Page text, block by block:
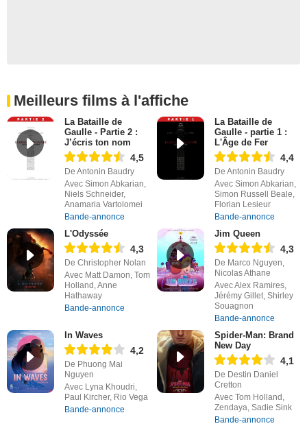
Meilleurs films à l'affiche
La Bataille de
Gaulle - Partie 2 :
J’écris ton nom
4,5
De Antonin Baudry
Avec Simon Abkarian,
Niels Schneider,
Anamaria Vartolomei
Bande-annonce
La Bataille de
Gaulle - partie 1 :
L'Âge de Fer
4,4
De Antonin Baudry
Avec Simon Abkarian,
Simon Russell Beale,
Florian Lesieur
Bande-annonce
L'Odyssée
4,3
De Christopher Nolan
Avec Matt Damon, Tom
Holland, Anne
Hathaway
Bande-annonce
Jim Queen
4,3
De Marco Nguyen,
Nicolas Athane
Avec Alex Ramires,
Jérémy Gillet, Shirley
Souagnon
Bande-annonce
In Waves
4,2
De Phuong Mai
Nguyen
Avec Lyna Khoudri,
Paul Kircher, Rio Vega
Bande-annonce
Spider-Man: Brand
New Day
4,1
De Destin Daniel
Cretton
Avec Tom Holland,
Zendaya, Sadie Sink
Bande-annonce